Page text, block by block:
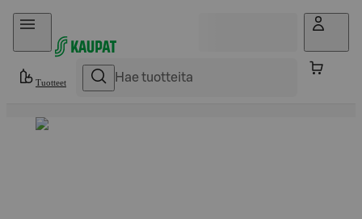
Hyppää sisältöön
Tuotteet